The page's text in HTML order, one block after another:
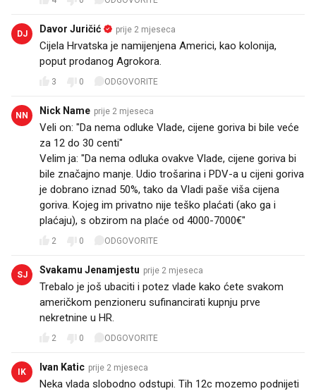
DJ Davor Juričić prije 2 mjeseca
Cijela Hrvatska je namijenjena Americi, kao kolonija,
poput prodanog Agrokora.
3 0 ODGOVORITE
NN Nick Name prije 2 mjeseca
Veli on: "Da nema odluke Vlade, cijene goriva bi bile veće
za 12 do 30 centi"
Velim ja: "Da nema odluka ovakve Vlade, cijene goriva bi
bile značajno manje. Udio trošarina i PDV-a u cijeni goriva
je dobrano iznad 50%, tako da Vladi paše viša cijena
goriva. Kojeg im privatno nije teško plaćati (ako ga i
plaćaju), s obzirom na plaće od 4000-7000€"
2 0 ODGOVORITE
SJ Svakamu Jenamjestu prije 2 mjeseca
Trebalo je još ubaciti i potez vlade kako ćete svakom
američkom penzioneru sufinancirati kupnju prve
nekretnine u HR.
2 0 ODGOVORITE
IK Ivan Katic prije 2 mjeseca
Neka vlada slobodno odstupi. Tih 12c mozemo podnijeti